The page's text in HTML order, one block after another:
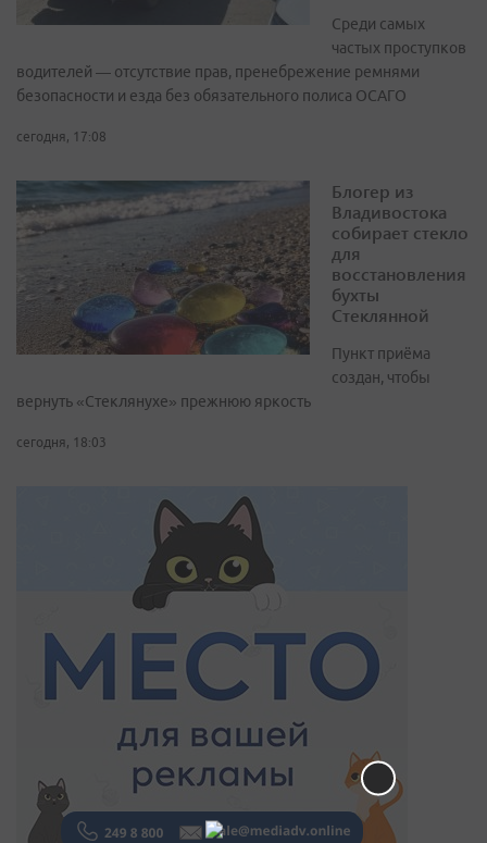
Среди самых
частых проступков
водителей — отсутствие прав, пренебрежение ремнями
безопасности и езда без обязательного полиса ОСАГО
сегодня, 17:08
Блогер из
Владивостока
собирает стекло
для
восстановления
бухты
Стеклянной
Пункт приёма
создан, чтобы
вернуть «Стеклянухе» прежнюю яркость
сегодня, 18:03